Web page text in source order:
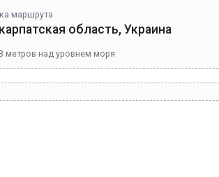
маршрута
область, Украина
метров над уровнем моря